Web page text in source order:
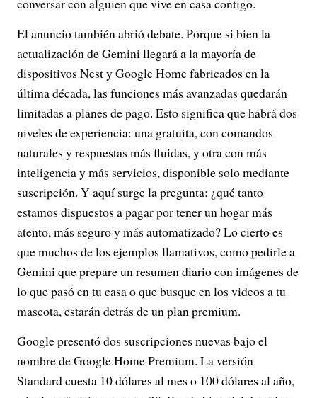
conversar con alguien que vive en casa contigo.
El anuncio también abrió debate. Porque si bien la
actualización de Gemini llegará a la mayoría de
dispositivos Nest y Google Home fabricados en la
última década, las funciones más avanzadas quedarán
limitadas a planes de pago. Esto significa que habrá dos
niveles de experiencia: una gratuita, con comandos
naturales y respuestas más fluidas, y otra con más
inteligencia y más servicios, disponible solo mediante
suscripción. Y aquí surge la pregunta: ¿qué tanto
estamos dispuestos a pagar por tener un hogar más
atento, más seguro y más automatizado? Lo cierto es
que muchos de los ejemplos llamativos, como pedirle a
Gemini que prepare un resumen diario con imágenes de
lo que pasó en tu casa o que busque en los videos a tu
mascota, estarán detrás de un plan premium.
Google presentó dos suscripciones nuevas bajo el
nombre de Google Home Premium. La versión
Standard cuesta 10 dólares al mes o 100 dólares al año,